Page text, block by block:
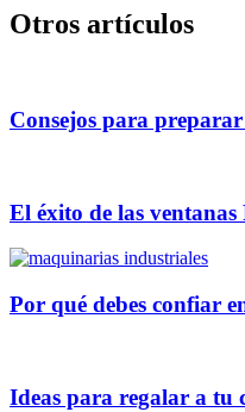
Otros artículos
Consejos para preparar
El éxito de las ventanas
Por qué debes confiar
Ideas para regalar a tu